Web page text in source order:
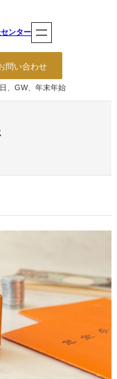
ンター
問い合わせ
、GW、年末年始